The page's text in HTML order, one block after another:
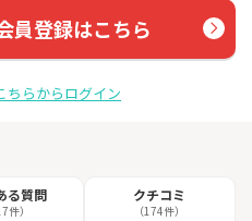
員登録はこちら
ちらからログイン
る質問
件）
クチコミ
（174件）